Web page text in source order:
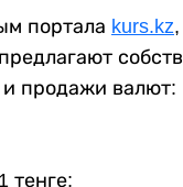
портала kurs.kz
продажи валют:
тенге;